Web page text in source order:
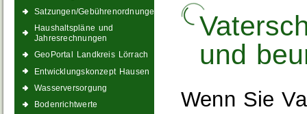
Satzungen/Gebührenordnungen
Haushaltspläne und
Jahresrechnungen
GeoPortal Landkreis Lörrach
Entwicklungskonzept Hausen
Wasserversorgung
Bodenrichtwerte
und
Wenn Sie